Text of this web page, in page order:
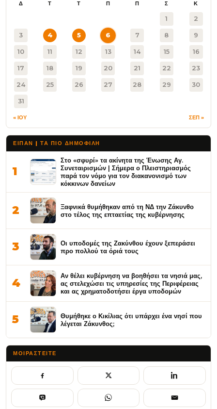
Δ Τ Τ Π Π Σ Κ
1 2
3 4 5 6 7 8 9
10 11 12 13 14 15 16
17 18 19 20 21 22 23
24 25 26 27 28 29 30
31
« ΙΟΥ ΣΕΠ »
ΕΙΠΑΝ | ΤΑ ΠΙΟ ΔΗΜΟΦΙΛΉ
1
Στο «σφυρί» τα ακίνητα της Ένωσης Αγ.
Συνεταιρισμών | Σήμερα ο Πλειστηριασμός
παρά τον νόμο για τον διακανονισμό των
κόκκινων δανείων
2
Ξαφνικά θυμήθηκαν από τη ΝΔ την Ζάκυνθο
στο τέλος της επταετίας της κυβέρνησης
3
Οι υποδομές της Ζακύνθου έχουν ξεπεράσει
προ πολλού τα όριά τους
4
Αν θέλει κυβέρνηση να βοηθήσει τα νησιά μας,
ας στελεχώσει τις υπηρεσίες της Περιφέρειας
και ας χρηματοδοτήσει έργα υποδομών
5
Θυμήθηκε ο Κικίλιας ότι υπάρχει ένα νησί που
λέγεται Ζάκυνθος;
ΜΟΙΡΑΣΤΕΊΤΕ